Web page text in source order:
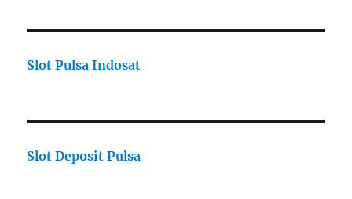
Slot Pulsa Indosat
Slot Deposit Pulsa